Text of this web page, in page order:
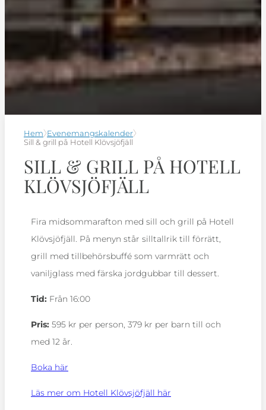
Hem Evenemangskalender
Sill & grill på Hotell Klövsjöfjäll
SILL & GRILL PÅ HOTELL
KLÖVSJÖFJÄLL
Fira midsommarafton med sill och grill på Hotell
Klövsjöfjäll. På menyn står silltallrik till förrätt,
grill med tillbehörsbuffé som varmrätt och
vaniljglass med färska jordgubbar till dessert.
Tid: Från 16:00
Pris: 595 kr per person, 379 kr per barn till och
med 12 år.
Boka här
Läs mer om Hotell Klövsjöfjäll här